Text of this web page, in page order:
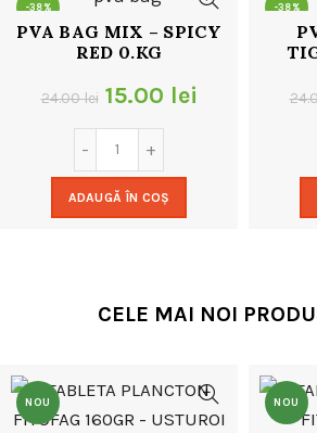
-38%
PVA BAG MIX – SPICY
RED 0.KG
24.00lei Prețul
inițial
a
fost:
15.00 lei
ADAUGĂ ÎN COȘ
-38%
CELE MAI NOI
NOU NOU